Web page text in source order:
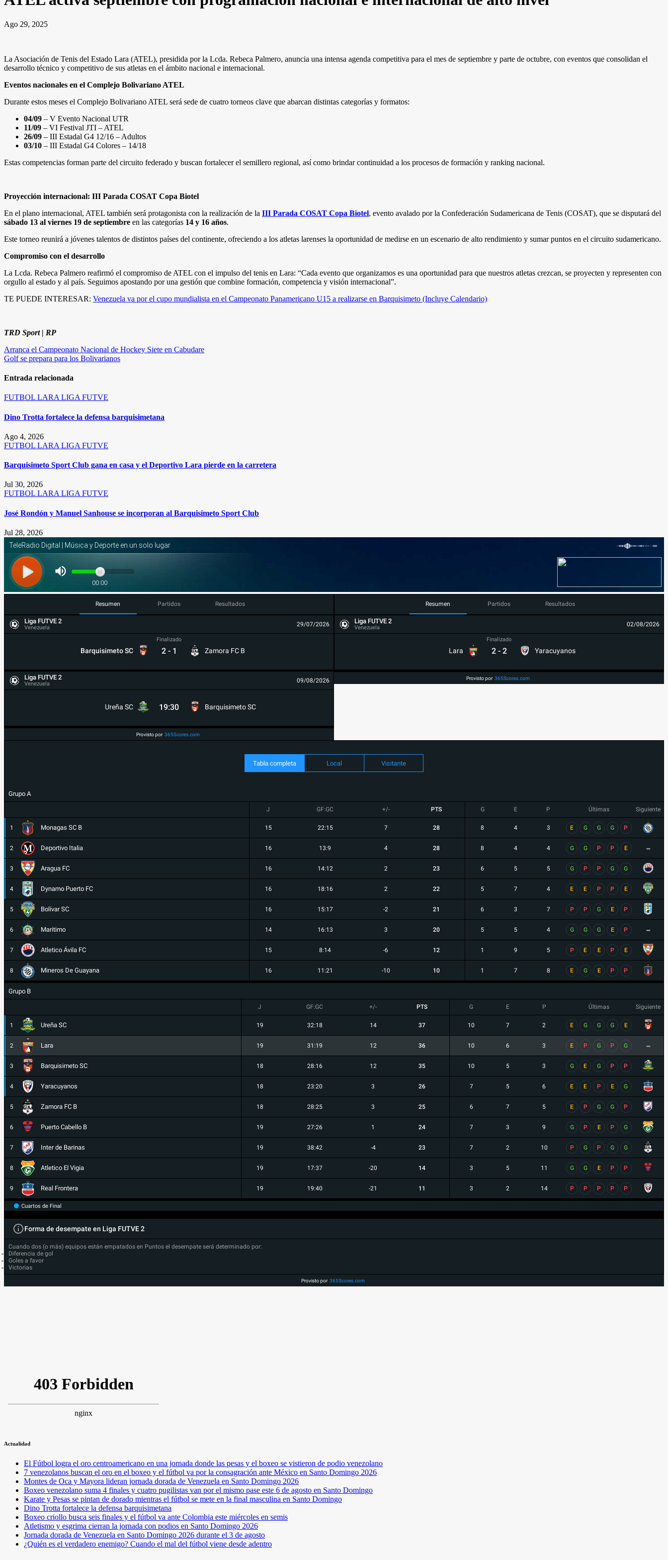
Ago 29, 2025
La Asociación de Tenis del Estado Lara (ATEL), presidida por la Lcda. Rebeca Palmero, anuncia una intensa agenda competitiva para el mes de septiembre y parte de octubre, con eventos que consolidan el
desarrollo técnico y competitivo de sus atletas en el ámbito nacional e internacional.
Eventos nacionales en el Complejo Bolivariano ATEL
Durante estos meses el Complejo Bolivariano ATEL será sede de cuatro torneos clave que abarcan distintas categorías y formatos:
04/09 – V Evento Nacional UTR
11/09 – VI Festival JTI – ATEL
26/09 – III Estadal G4 12/16 – Adultos
03/10 – III Estadal G4 Colores – 14/18
Estas competencias forman parte del circuito federado y buscan fortalecer el semillero regional, así como brindar continuidad a los procesos de formación y ranking nacional.
Proyección internacional: III Parada COSAT Copa Biotel
En el plano internacional, ATEL también será protagonista con la realización de la III Parada COSAT Copa Biotel, evento avalado por la Confederación Sudamericana de Tenis (COSAT), que se disputará del
sábado 13 al viernes 19 de septiembre en las categorías 14 y 16 años.
Este torneo reunirá a jóvenes talentos de distintos países del continente, ofreciendo a los atletas larenses la oportunidad de medirse en un escenario de alto rendimiento y sumar puntos en el circuito sudamericano.
Compromiso con el desarrollo
La Lcda. Rebeca Palmero reafirmó el compromiso de ATEL con el impulso del tenis en Lara: “Cada evento que organizamos es una oportunidad para que nuestros atletas crezcan, se proyecten y representen con
orgullo al estado y al país. Seguimos apostando por una gestión que combine formación, competencia y visión internacional”.
TE PUEDE INTERESAR: Venezuela va por el cupo mundialista en el Campeonato Panamericano U15 a realizarse en Barquisimeto (Incluye Calendario)
TRD Sport | RP
Navegación
de
entradas
Arranca el Campeonato Nacional de Hockey Siete en Cabudare
Golf se prepara para los Bolivarianos
Entrada relacionada
FUTBOL LARALIGA FUTVE
Dino Trotta fortalece la defensa barquisimetana
Ago 4, 2026
FUTBOL LARA LIGA FUTVE
Barquisimeto Sport Club gana en casa y el Deportivo Lara pierde en la carretera
Jul 30, 2026
FUTBOL LARALIGA FUTVE
José Rondón y Manuel Sanhouse se incorporan al Barquisimeto Sport Club
Jul 28, 2026
Resumen Partidos Resultados
Liga FUTVE 2
Venezuela 29/07/2026
Barquisimeto SC
Finalizado
2 - 1 Zamora FC B
Liga FUTVE 2
Venezuela 09/08/2026
Ureña SC 19:30 Barquisimeto SC
Provisto por 365Scores.com
Resumen Partidos Resultados
Liga FUTVE 2
Venezuela 02/08/2026
Lara
Finalizado
2 - 2 Yaracuyanos
Provisto por 365Scores.com
Tabla completa Local Visitante
Grupo A
J GF:GC +/- PTS G E P Últimas Siguiente
1 Monagas SC B 15 22:15 7 28 8 4 3 E G G G P
2 Deportivo Italia 16 13:9 4 28 8 4 4 G G P P E -
3 Aragua FC 16 14:12 2 23 6 5 5 G P P G G
4 Dynamo Puerto FC 16 18:16 2 22 5 7 4 E E P P E
5 Bolívar SC 16 15:17 -2 21 6 3 7 P P G E P
6 Maritimo 14 16:13 3 20 5 5 4 G G G E P -
7 Atletico Ávila FC 15 8:14 -6 12 1 9 5 P E E P E
8 Mineros De Guayana 16 11:21 -10 10 1 7 8 E G E P P
Grupo B
J GF:GC +/- PTS G E P Últimas Siguiente
1 Ureña SC 19 32:18 14 37 10 7 2 E G G G E
2 Lara 19 31:19 12 36 10 6 3 E P G P G -
3 Barquisimeto SC 18 28:16 12 35 10 5 3 G E G P P
4 Yaracuyanos 18 23:20 3 26 7 5 6 E E P E G
5 Zamora FC B 18 28:25 3 25 6 7 5 E P G G P
6 Puerto Cabello B 19 27:26 1 24 7 3 9 G P E P G
7 Inter de Barinas 19 38:42 -4 23 7 2 10 P G P G G
8 Atletico El Vigia 19 17:37 -20 14 3 5 11 G G E P P
9 Real Frontera 19 19:40 -21 11 3 2 14 P P P P P
Cuartos de Final
Forma de desempate en Liga FUTVE 2
Cuando dos (o más) equipos están empatados en Puntos el desempate será determinado por:
Diferencia de gol
Goles a favor
Victorias
Provisto por 365Scores.com
Actualidad
El Fútbol logra el oro centroamericano en una jornada donde las pesas y el boxeo se vistieron de podio venezolano
7 venezolanos buscan el oro en el boxeo y el fútbol va por la consagración ante México en Santo Domingo 2026
Montes de Oca y Mayora lideran jornada dorada de Venezuela en Santo Domingo 2026
Boxeo venezolano suma 4 finales y cuatro pugilistas van por el mismo pase este 6 de agosto en Santo Domingo
Karate y Pesas se pintan de dorado mientras el fútbol se mete en la final masculina en Santo Domingo
Dino Trotta fortalece la defensa barquisimetana
Boxeo criollo busca seis finales y el fútbol va ante Colombia este miércoles en semis
Atletismo y esgrima cierran la jornada con podios en Santo Domingo 2026
Jornada dorada de Venezuela en Santo Domingo 2026 durante el 3 de agosto
¿Quién es el verdadero enemigo? Cuando el mal del fútbol viene desde adentro